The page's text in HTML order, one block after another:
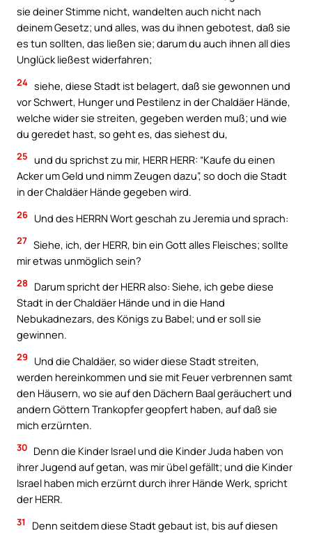
sie deiner Stimme nicht, wandelten auch nicht nach
deinem Gesetz; und alles, was du ihnen gebotest, daß sie
es tun sollten, das ließen sie; darum du auch ihnen all dies
Unglück ließest widerfahren;
24 siehe, diese Stadt ist belagert, daß sie gewonnen und
vor Schwert, Hunger und Pestilenz in der Chaldäer Hände,
welche wider sie streiten, gegeben werden muß; und wie
du geredet hast, so geht es, das siehest du,
25 und du sprichst zu mir, HERR HERR: “Kaufe du einen
Acker um Geld und nimm Zeugen dazu”, so doch die Stadt
in der Chaldäer Hände gegeben wird.
26 Und des HERRN Wort geschah zu Jeremia und sprach:
27 Siehe, ich, der HERR, bin ein Gott alles Fleisches; sollte
mir etwas unmöglich sein?
28
Darum spricht der HERR also: Siehe, ich gebe diese
Stadt in der Chaldäer Hände und in die Hand
Nebukadnezars, des Königs zu Babel; und er soll sie
gewinnen.
29
Und die Chaldäer, so wider diese Stadt streiten,
werden hereinkommen und sie mit Feuer verbrennen samt
den Häusern, wo sie auf den Dächern Baal geräuchert und
andern Göttern Trankopfer geopfert haben, auf daß sie
mich erzürnten.
30 Denn die Kinder Israel und die Kinder Juda haben von
ihrer Jugend auf getan, was mir übel gefällt; und die Kinder
Israel haben mich erzürnt durch ihrer Hände Werk, spricht
der HERR.
31
Denn seitdem diese Stadt gebaut ist, bis auf diesen